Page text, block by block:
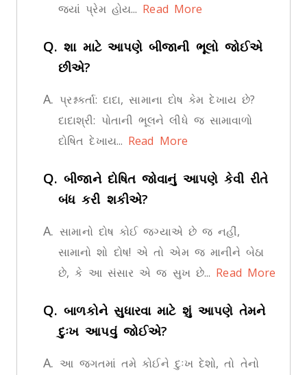
જ્યાં પ્રેમ હોય... Read More
Q.શા માટે આપણે બીજાની ભૂલો જોઈએ
છીએ?
A. પ્રશ્નકર્તા: દાદા, સામાના દોષ કેમ દેખાય છે?
દાદાશ્રી: પોતાની ભૂલને લીધે જ સામાવાળો
દોષિત દેખાય... Read More
Q.બીજાને દોષિત જોવાનું આપણે કેવી રીતે
બંધ કરી શકીએ?
A.સામાનો દોષ કોઈ જગ્યાએ છે જ નહીં,
સામાનો શો દોષ! એ તો એમ જ માનીને બેઠા
છે, કે આ સંસાર એ જ સુખ છે... Read More
Q.બાળકોને સુધારવા માટે શું આપણે તેમને
દુઃખ આપવું જોઈએ?
A. આ જગતમાં તમે કોઈને દુઃખ દેશો, તો તેનો